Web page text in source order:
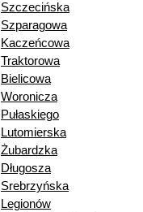
Szczecińska
Szparagowa
Kaczeńcowa
Traktorowa
Bielicowa
Woronicza
Pułaskiego
Lutomierska
Żubardzka
Długosza
Srebrzyńska
Legionów